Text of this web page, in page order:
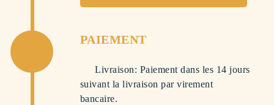
PAIEMENT
Livraison: Paiement dans les 14 jours
suivant la livraison par virement
bancaire.